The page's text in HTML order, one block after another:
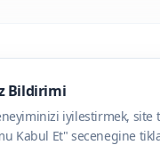
Bildirimi
iyilestirmek,
Kabul Et" secenegine